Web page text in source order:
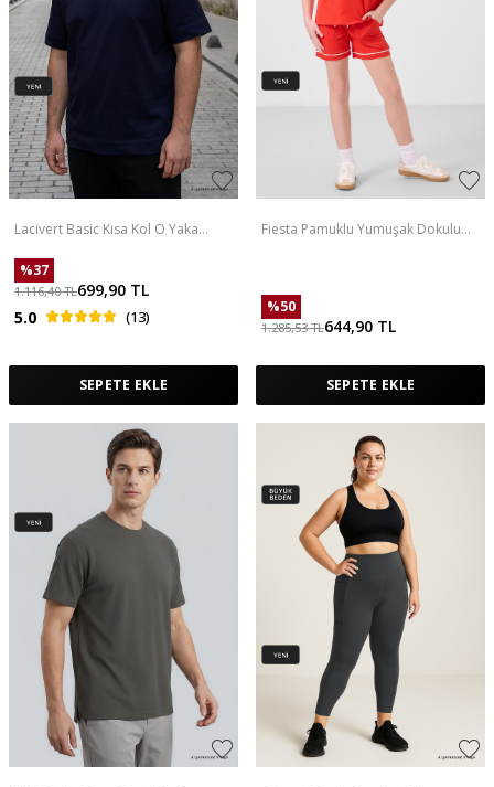
Lacivert Basic Kısa Kol O Yaka
%37
1.116,40TL699,90 TL
5.0
(13)
SEPETE EKLE
Fiesta Pamuklu Yumuşak Dokulu
%50
1.285,53TL644,90 TL
SEPETE EKLE